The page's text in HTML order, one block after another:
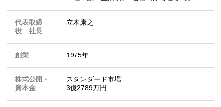
代表取締
役 社長
立木康之
創業 1975年
株式公開・
資本金
スタンダード市場
3億2789万円